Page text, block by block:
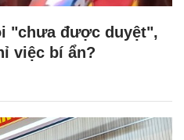
"chưa được duyệt",
việc bí ẩn?